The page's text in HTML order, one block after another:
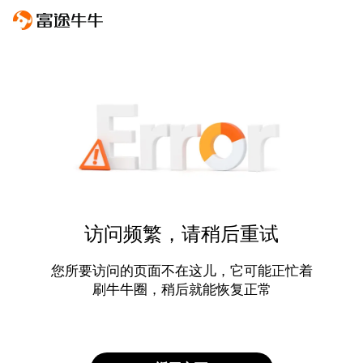
访问频繁，请稍后重试
您所要访问的页面不在这儿，它可能正忙着
刷牛牛圈，稍后就能恢复正常